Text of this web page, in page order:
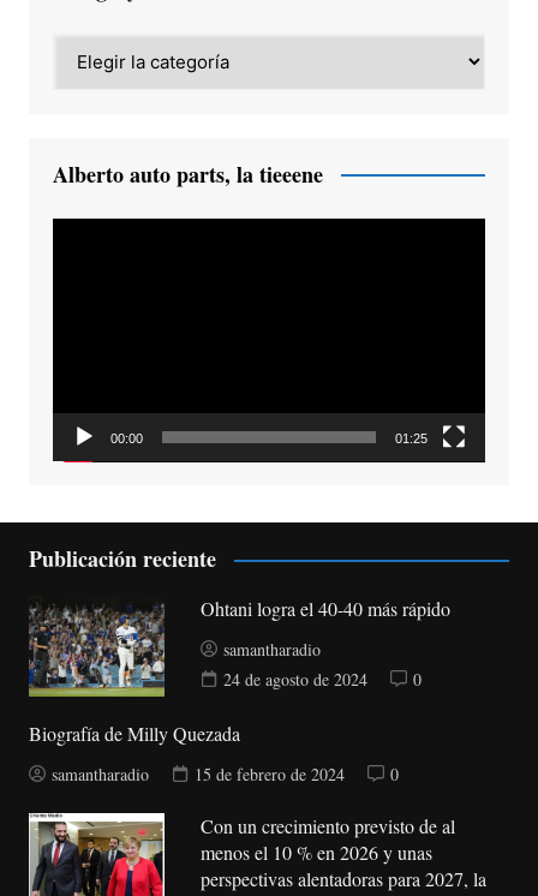
Alberto auto parts, la tieeene
00:00 01:25
Publicación reciente
Ohtani logra el 40-40 más rápido
samantharadio
24 de agosto de 2024
0
Biografía de Milly Quezada
samantharadio 15 de febrero de 2024 0
Con un crecimiento previsto de al
menos el 10 % en 2026 y unas
perspectivas alentadoras para 2027, la